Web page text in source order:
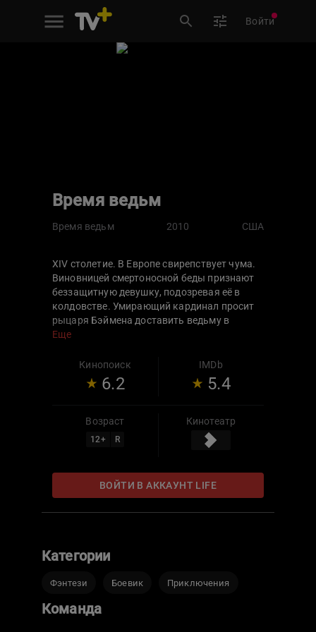
Войти
Время ведьм
Время ведьм 2010 США
XIV столетие. В Европе свирепствует чума.
Виновницей смертоносной беды признают
беззащитную девушку, подозревая её в
колдовстве. Умирающий кардинал просит
рыцаря Бэймена доставить ведьму в
далёкое аббатство, где её чары должны
повозка с железной клеткой, в которой
заточена обвиняемая, отправляются в
опасное путешествие.
Еще
Кинопоиск
6.2
IMDb
5.4
Возраст
12+ R
Кинотеатр
ВОЙТИ В АККАУНТ LIFE
Категории
Фэнтези Боевик Приключения
Команда